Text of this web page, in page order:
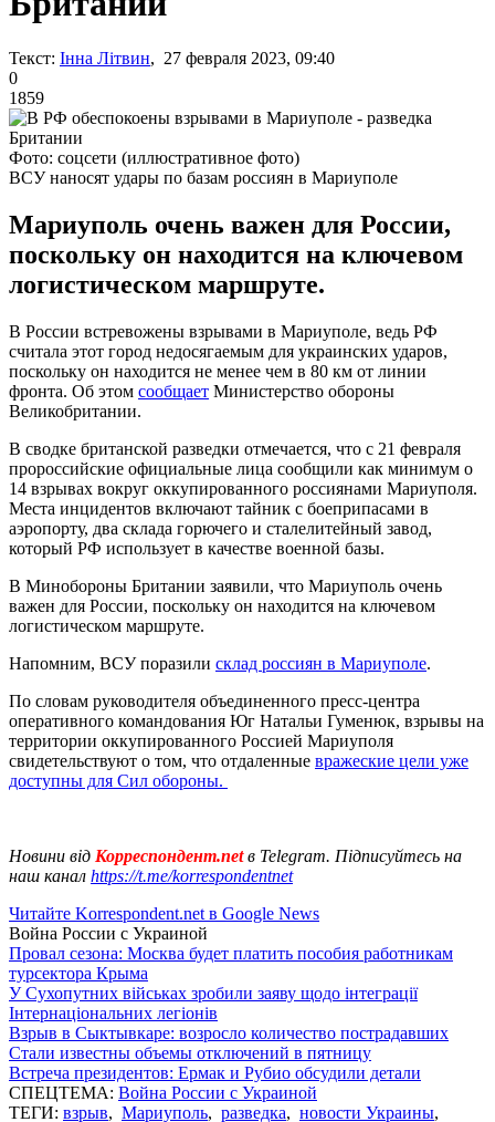
Текст: Інна Літвин, 27 февраля 2023, 09:40
0
1859
Фото: соцсети (иллюстративное фото)
ВСУ наносят удары по базам россиян в Мариуполе
Мариуполь очень важен для России,
поскольку он находится на ключевом
логистическом маршруте.
В России встревожены взрывами в Мариуполе, ведь РФ
считала этот город недосягаемым для украинских ударов,
поскольку он находится не менее чем в 80 км от линии
фронта. Об этом сообщает Министерство обороны
Великобритании.
В сводке британской разведки отмечается, что с 21 февраля
пророссийские официальные лица сообщили как минимум о
14 взрывах вокруг оккупированного россиянами Мариуполя.
Места инцидентов включают тайник с боеприпасами в
аэропорту, два склада горючего и сталелитейный завод,
который РФ использует в качестве военной базы.
В Минобороны Британии заявили, что Мариуполь очень
важен для России, поскольку он находится на ключевом
логистическом маршруте.
Напомним, ВСУ поразили склад россиян в Мариуполе.
По словам руководителя объединенного пресс-центра
оперативного командования Юг Натальи Гуменюк, взрывы на
территории оккупированного Россией Мариуполя
свидетельствуют о том, что отдаленные вражеские цели уже
доступны для Сил обороны.
Новини від Корреспондент.netв Telegram. Підписуйтесь на
наш канал https://t.me/korrespondentnet
Читайте Korrespondent.net в Google News
Война России с Украиной
Провал сезона: Москва будет платить пособия работникам
турсектора Крыма
У Сухопутних військах зробили заяву щодо інтеграції
Інтернаціональних легіонів
Взрыв в Сыктывкаре: возросло количество пострадавших
Стали известны объемы отключений в пятницу
Встреча президентов: Ермак и Рубио обсудили детали
СПЕЦТЕМА: Война России с Украиной
ТЕГИ: взрыв, Мариуполь, разведка, новости Украины,